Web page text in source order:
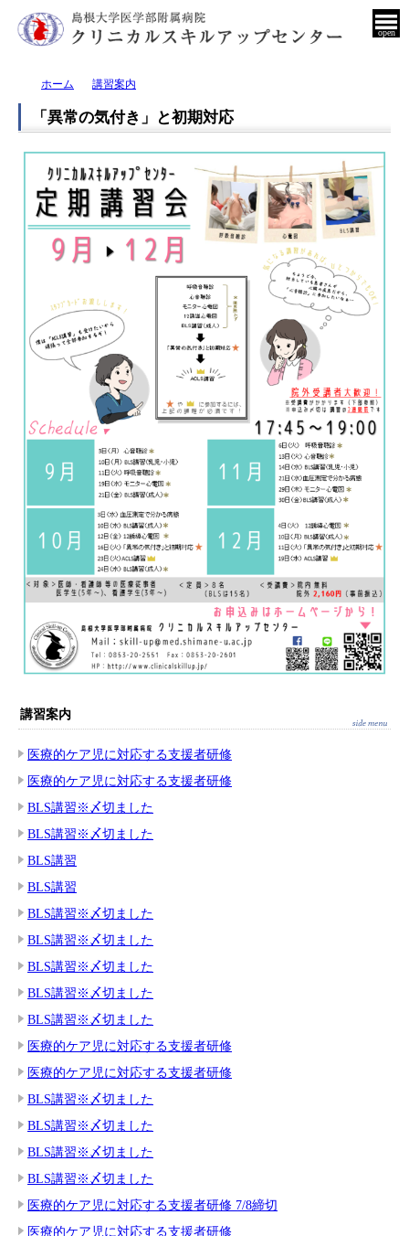
open
ホーム 講習案内
「異常の気付き」と初期対応
講習案内
医療的ケア児に対応する支援者研修
医療的ケア児に対応する支援者研修
BLS講習※〆切ました
BLS講習※〆切ました
BLS講習
BLS講習
BLS講習※〆切ました
BLS講習※〆切ました
BLS講習※〆切ました
BLS講習※〆切ました
BLS講習※〆切ました
医療的ケア児に対応する支援者研修
医療的ケア児に対応する支援者研修
BLS講習※〆切ました
BLS講習※〆切ました
BLS講習※〆切ました
BLS講習※〆切ました
医療的ケア児に対応する支援者研修 7/8締切
医療的ケア児に対応する支援者研修